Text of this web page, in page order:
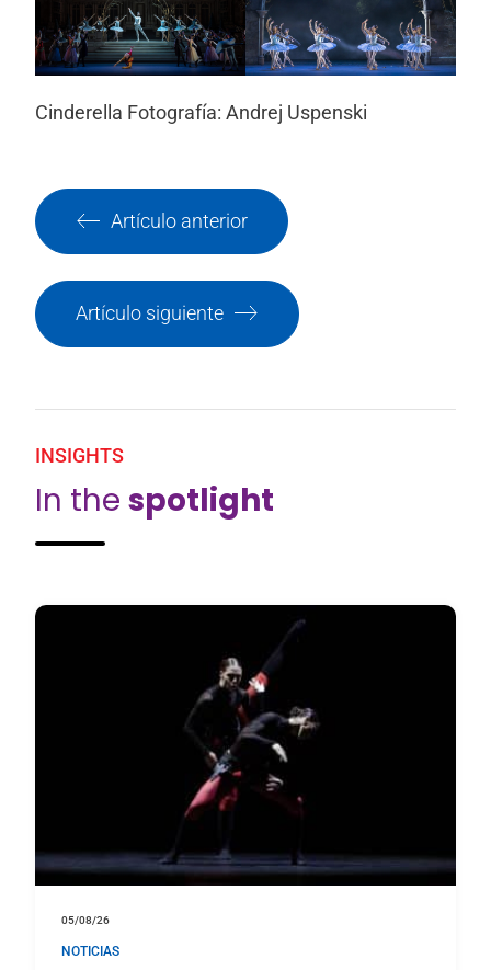
Cinderella Fotografía: Andrej Uspenski
Artículo anterior
Artículo siguiente
INSIGHTS
In the spotlight
05/08/26
NOTICIAS